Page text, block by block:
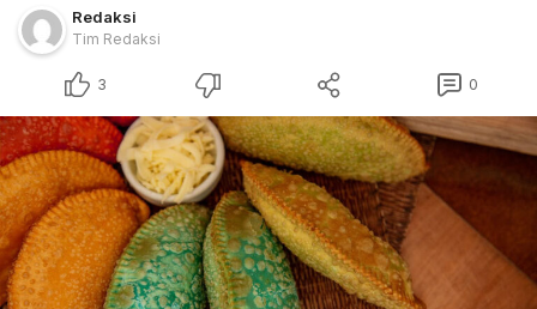
Redaksi
Tim Redaksi
3 0